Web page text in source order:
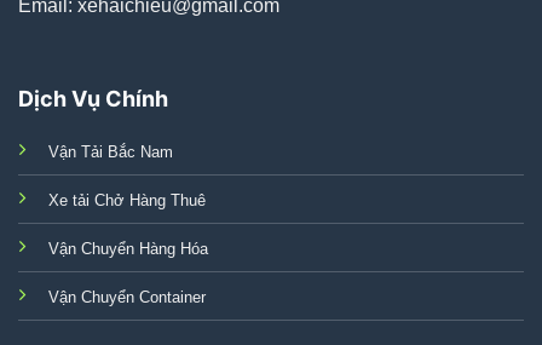
Email: xehaichieu@gmail.com
Dịch Vụ Chính
Vận Tải Bắc Nam
Xe tải Chở Hàng Thuê
Vận Chuyển Hàng Hóa
Vận Chuyển Container